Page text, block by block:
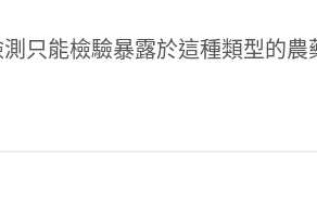
只能檢驗暴露於這種類型的